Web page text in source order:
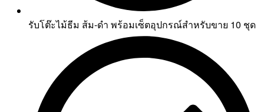
รับโต๊ะไม้ธีม ส้ม-ดำ พร้อมเซ็ตอุปกรณ์สำหรับขาย 10 ชุด